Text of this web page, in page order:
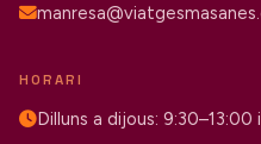
HORARI
Dilluns a dijous: